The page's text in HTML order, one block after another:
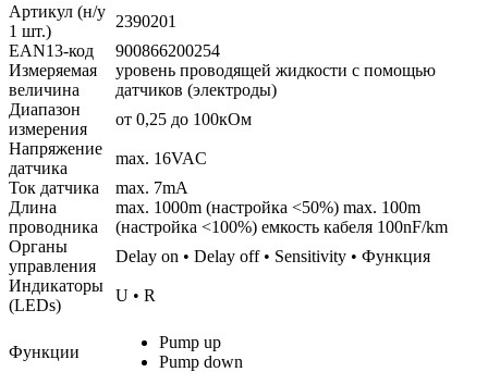
Артикул (н/у
1 шт.)
2390201
EAN13-код
900866200254
Измеряемая
величина
уровень проводящей жидкости с помощью
датчиков (электроды)
Диапазон
измерения
от 0,25 до 100кОм
Напряжение
датчика
max. 16VAC
Ток датчика
max. 7mA
Длина
проводника
max. 1000m (настройка <50%) max. 100m
(настройка <100%) емкость кабеля 100nF/km
Органы
управления
Delay on • Delay off • Sensitivity • Функция
Индикаторы
(LEDs)
U • R
Функции
Pump up
Pump down